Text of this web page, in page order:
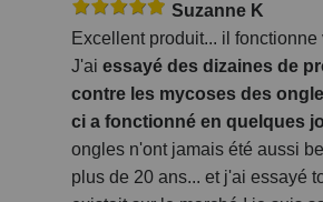
Suzanne K
Excellent produit... il fonctionne
J'ai essayé des dizaines de
contre les mycoses des
ci a fonctionné en quelques
ongles n'ont jamais été aussi
plus de 20 ans... et j'ai essayé